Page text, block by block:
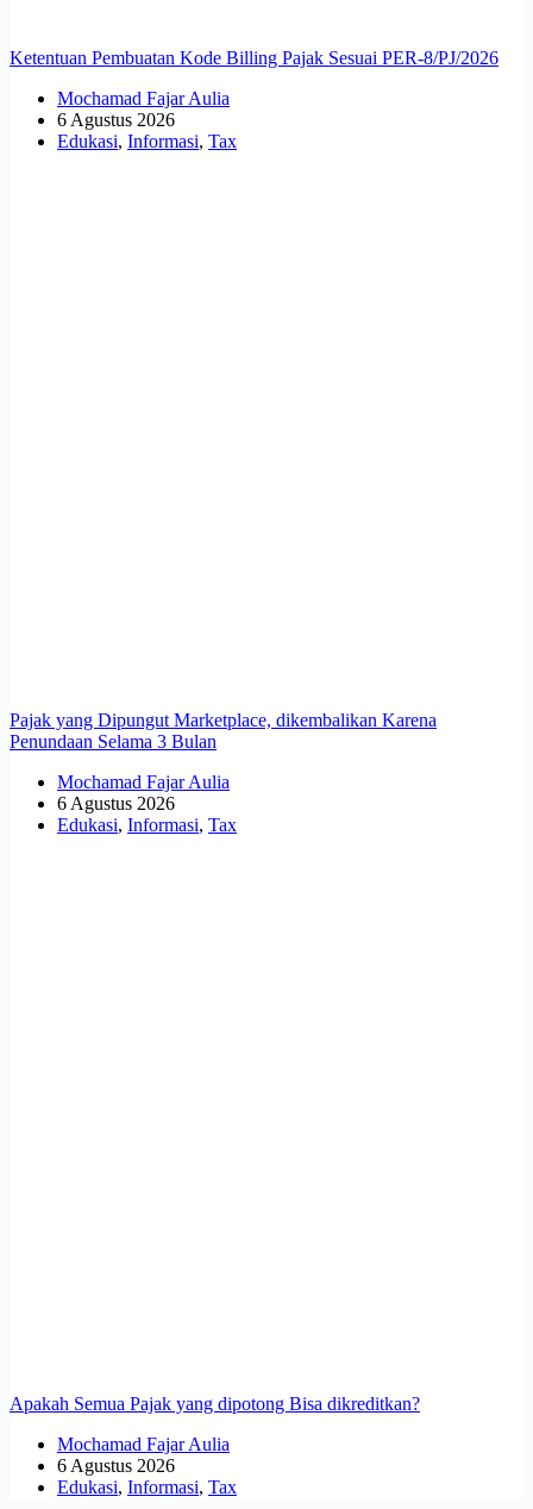
Ketentuan Pembuatan Kode Billing Pajak Sesuai PER-8/PJ/2026
Mochamad Fajar Aulia
6 Agustus 2026
Edukasi, Informasi, Tax
Pajak yang Dipungut Marketplace, dikembalikan Karena
Penundaan Selama 3 Bulan
Mochamad Fajar Aulia
6 Agustus 2026
Edukasi, Informasi, Tax
Apakah Semua Pajak yang dipotong Bisa dikreditkan?
Mochamad Fajar Aulia
6 Agustus 2026
Edukasi, Informasi, Tax